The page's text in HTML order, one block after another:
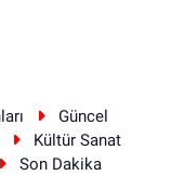
Güncel
Kültür Sanat
Son Dakika